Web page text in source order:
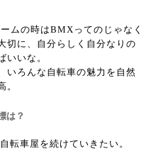
ムの時はBMXってのじゃなく
切に、自分らしく自分なりの
いいな。
いろんな自転車の魅力を自然
。
は？
転車屋を続けていきたい。